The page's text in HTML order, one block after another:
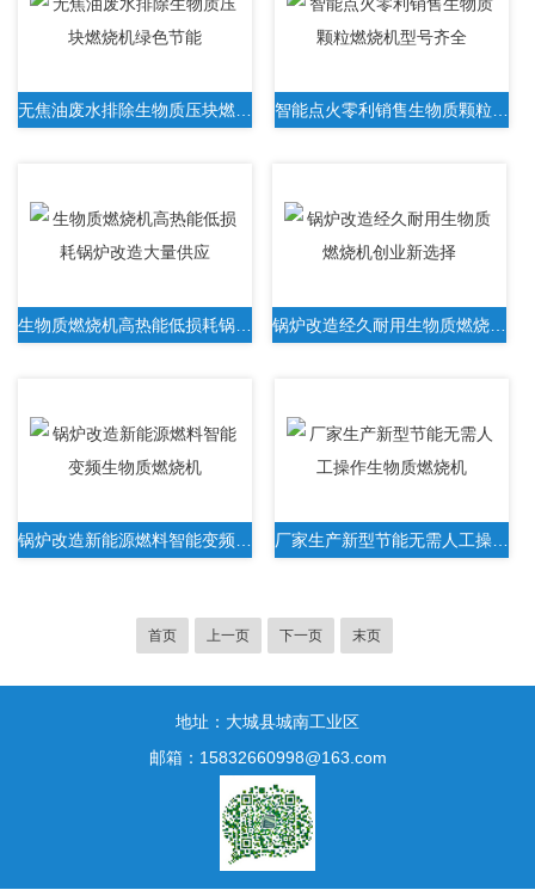
无焦油废水排除生物质压块燃烧机绿色节能 智能点火零利销售生物质颗粒燃烧机型号齐全
生物质燃烧机高热能低损耗锅炉改造大量供应 锅炉改造经久耐用生物质燃烧机创业新选择
锅炉改造新能源燃料智能变频生物质燃烧机 厂家生产新型节能无需人工操作生物质燃烧机
首页 上一页 下一页 末页
地址：大城县城南工业区
邮箱：15832660998@163.com